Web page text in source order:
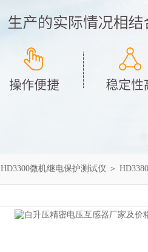
HD3300微机继电保护测试仪 ＞